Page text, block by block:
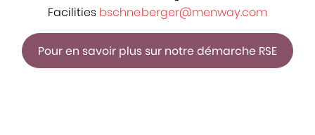
Facilities bschneberger@menway.com
Pour en savoir plus sur notre démarche RSE